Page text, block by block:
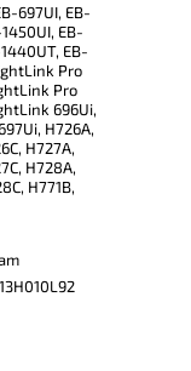
697UI, EB-
EB-
EB-
Pro
Pro
696Ui,
H726A,
H727A,
H728A,
H771B,